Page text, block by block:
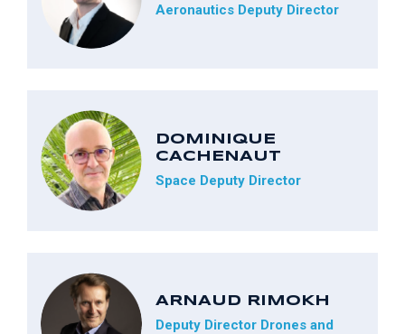
Aeronautics Deputy Director
DOMINIQUE
CACHENAUT
Space Deputy Director
ARNAUD RIMOKH
Deputy Director Drones and